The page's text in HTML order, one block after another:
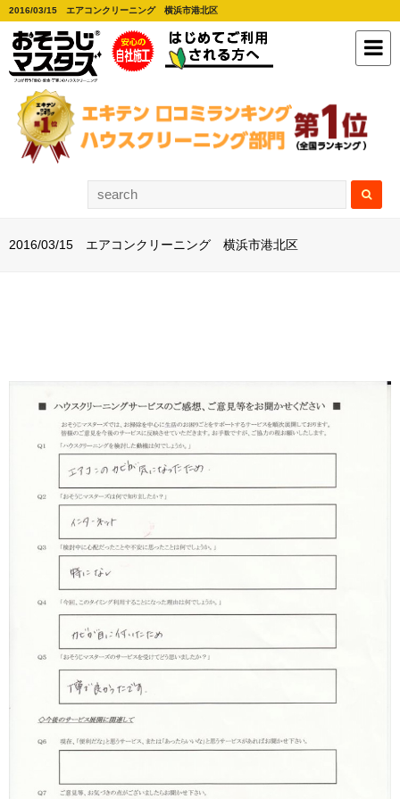
2016/03/15 エアコンクリーニング 横浜市港北区
2016/03/15 エアコンクリーニング 横浜市港北区